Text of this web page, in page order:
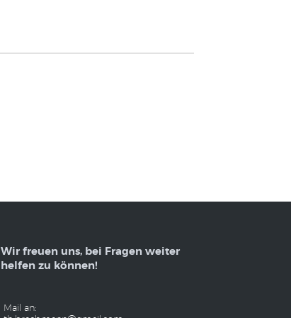
Mail an:
Wir freuen uns, bei Fragen weiter
helfen zu können!